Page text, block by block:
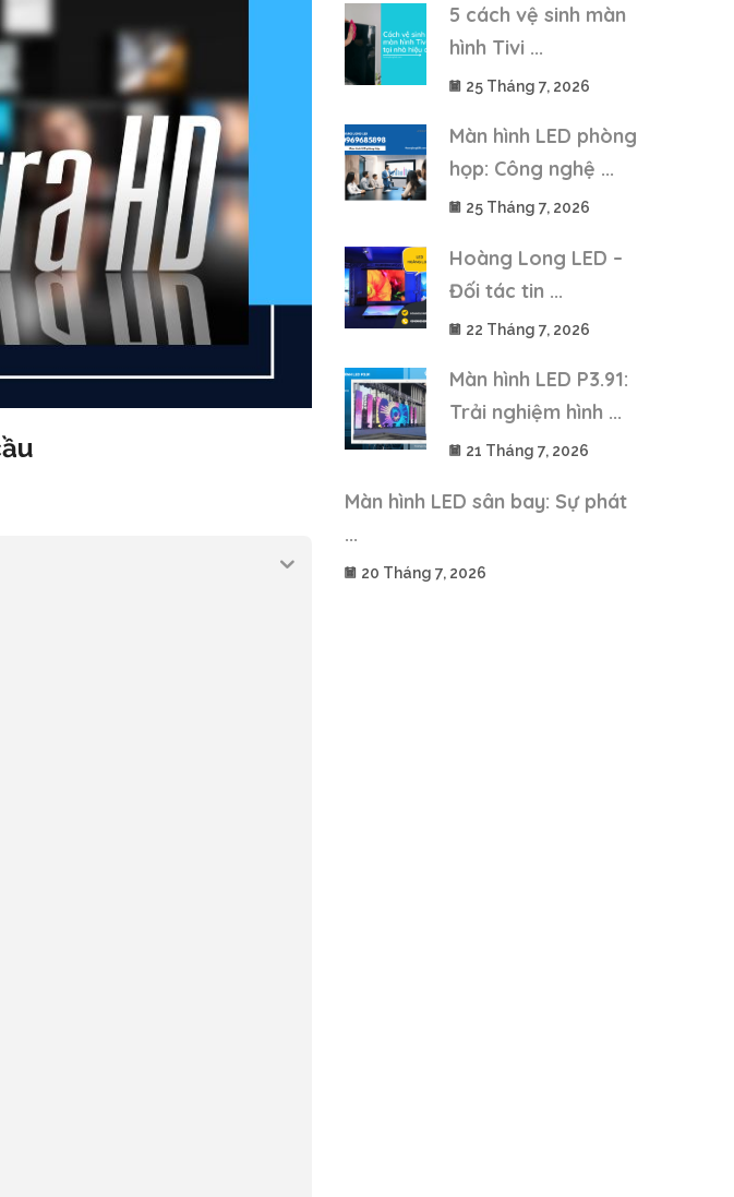
5 cách vệ sinh màn
hình Tivi ...
25 Tháng 7, 2026
Màn hình LED phòng
họp: Công nghệ ...
25 Tháng 7, 2026
Hoàng Long LED –
Đối tác tin ...
22 Tháng 7, 2026
Màn hình LED P3.91:
Trải nghiệm hình ...
21 Tháng 7, 2026
Màn hình LED sân bay: Sự phát
...
20 Tháng 7, 2026